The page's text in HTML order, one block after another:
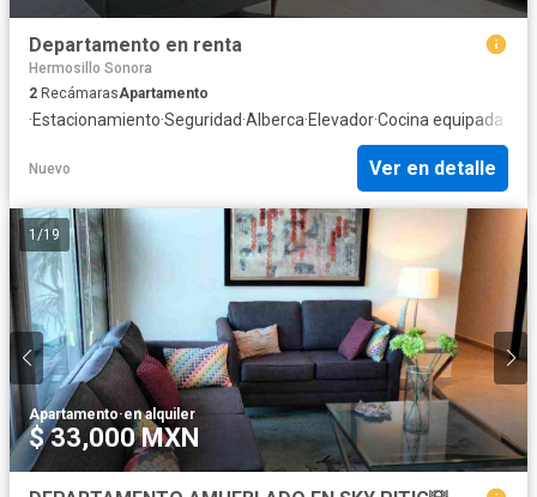
Departamento en renta
Hermosillo Sonora
2 RecámarasApartamento
·Estacionamiento·Seguridad·Alberca·Elevador·Cocina equipada
Nuevo Ver en detalle
1 /19
Apartamento·en alquiler
$ 33,000 MXN